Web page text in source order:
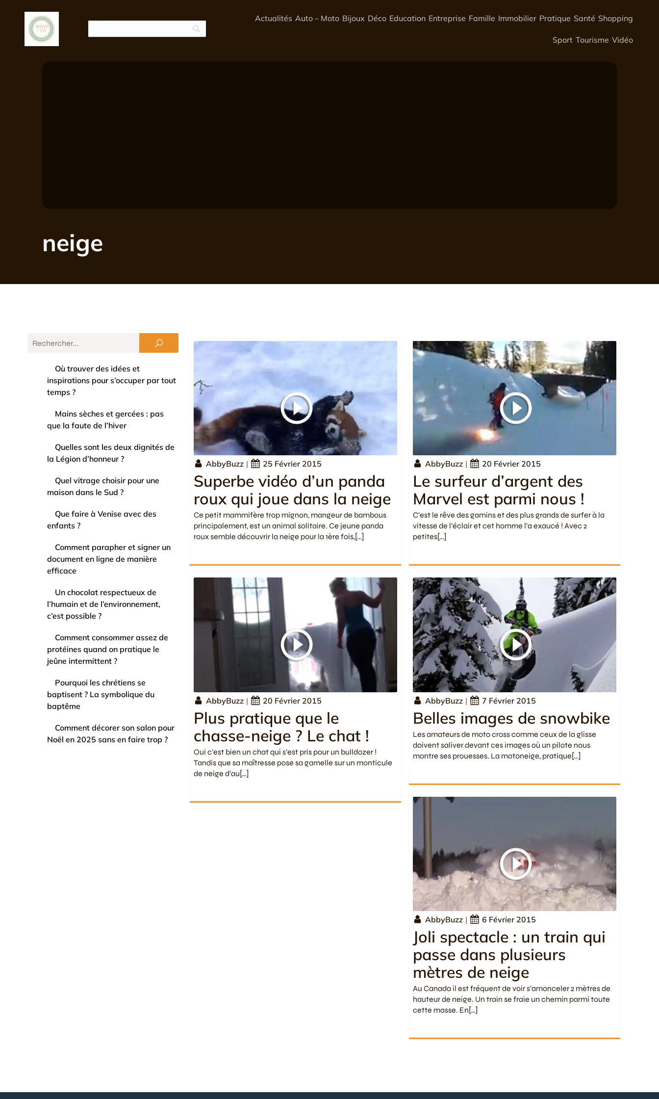
Actualités Auto – Moto Bijoux Déco Education Entreprise Famille Immobilier Pratique Santé Shopping
Sport Tourisme Vidéo
neige
Où trouver des idées et
inspirations pour s’occuper par tout
temps ?
Mains sèches et gercées : pas
que la faute de l’hiver
Quelles sont les deux dignités de
la Légion d’honneur ?
Quel vitrage choisir pour une
maison dans le Sud ?
Que faire à Venise avec des
enfants ?
Comment parapher et signer un
document en ligne de manière
efficace
Un chocolat respectueux de
l’humain et de l’environnement,
c’est possible ?
Comment consommer assez de
protéines quand on pratique le
jeûne intermittent ?
Pourquoi les chrétiens se
baptisent ? La symbolique du
baptême
Comment décorer son salon pour
Noël en 2025 sans en faire trop ?
AbbyBuzz | 25 Février 2015
Superbe vidéo d’un panda
roux qui joue dans la neige
Ce petit mammifère trop mignon, mangeur de bambous
principalement, est un animal solitaire. Ce jeune panda
roux semble découvrir la neige pour la 1ère fois,[…]
AbbyBuzz | 20 Février 2015
Le surfeur d’argent des
Marvel est parmi nous !
C’est le rêve des gamins et des plus grands de surfer à la
vitesse de l’éclair et cet homme l’a exaucé ! Avec 2
petites[…]
AbbyBuzz | 20 Février 2015
Plus pratique que le
chasse-neige ? Le chat !
Oui c’est bien un chat qui s’est pris pour un bulldozer !
Tandis que sa maîtresse pose sa gamelle sur un monticule
de neige d’au[…]
AbbyBuzz | 7 Février 2015
Belles images de snowbike
Les amateurs de moto cross comme ceux de la glisse
doivent saliver devant ces images où un pilote nous
montre ses prouesses. La motoneige, pratique[…]
AbbyBuzz | 6 Février 2015
Joli spectacle : un train qui
passe dans plusieurs
mètres de neige
Au Canada il est fréquent de voir s’amonceler 2 mètres de
hauteur de neige. Un train se fraie un chemin parmi toute
cette masse. En[…]